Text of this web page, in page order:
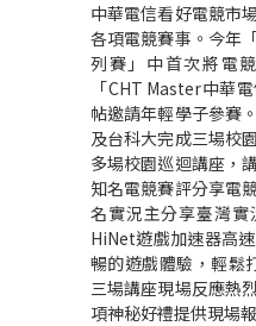
中華電信看好電競市
各項電競賽事。今年
列賽」中首次將電
「CHT Master中華
帖邀請年輕學子參賽
及台科大完成三場校
多場校園巡迴講座，
知名電競賽評分享電
名實況主分享臺灣
HiNet遊戲加速器高
暢的遊戲體驗，輕鬆
三場講座現場反應熱
項神秘好禮提供現場